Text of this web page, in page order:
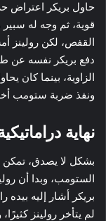
حاول بريكر اعتراض
قوية، ثم وجه له
القفص، لكن رولينز
دفع بريكر نفسه عن
الزاوية، بينما كان
ونفذ ضربة ستومب
نهاية
بشكل لا يصدق، تمكن
الستومب، وبدا أن
بريكر أشار إليه بيده
لم يتأخر رولينز